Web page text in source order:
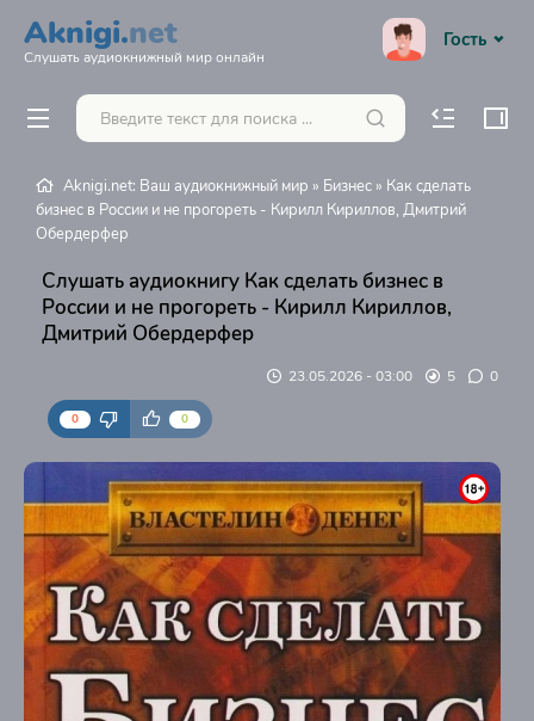
Aknigi.net
Слушать аудиокнижный мир онлайн
Гость
Aknigi.net: Ваш аудиокнижный мир » Бизнес » Как сделать
бизнес в России и не прогореть - Кирилл Кириллов, Дмитрий
Обердерфер
Слушать аудиокнигу Как сделать бизнес в
России и не прогореть - Кирилл Кириллов,
Дмитрий Обердерфер
23.05.2026 - 03:00 5 0
0 0